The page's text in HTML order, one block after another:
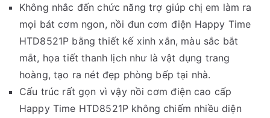
Không nhắc đến chức năng trợ giúp chị em làm ra
mọi bát cơm ngon, nồi đun cơm điện Happy Time
HTD8521P bằng thiết kế xinh xắn, màu sắc bắt
mắt, họa tiết thanh lịch như là vật dụng trang
hoàng, tạo ra nét đẹp phòng bếp tại nhà.
Cấu trúc rất gọn vì vậy nồi cơm điện cao cấp
Happy Time HTD8521P không chiếm nhiều diện